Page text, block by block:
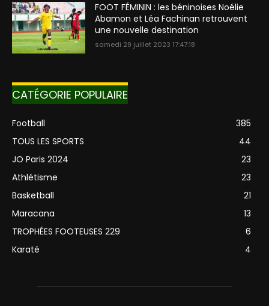
FOOT FÉMININ : les béninoises Noélie
Abamon et Léa Fachinan retrouvent
une nouvelle destination
samedi 29 juillet 2023 17:47:18
CATÉGORIE POPULAIRE
Football
385
TOUS LES SPORTS
44
JO Paris 2024
23
Athlétisme
23
Basketball
21
Maracana
13
TROPHÉES FOOTEUSES 229
6
Karaté
4